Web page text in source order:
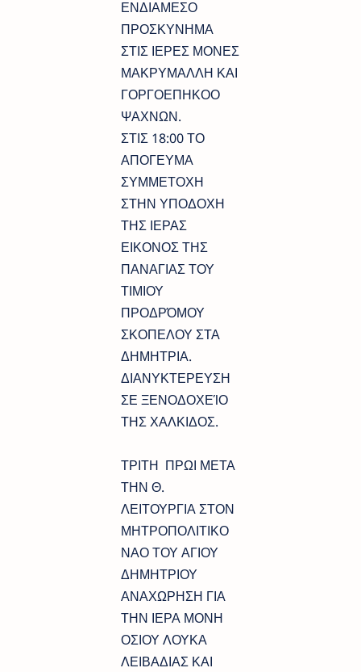
ΕΝΔΙΑΜΕΣΟ
ΠΡΟΣΚΥΝΗΜΑ
ΣΤΙΣ ΙΕΡΕΣ ΜΟΝΕΣ
ΜΑΚΡΥΜΑΛΛΗ ΚΑΙ
ΓΟΡΓΟΕΠΗΚΟΟ
ΨΑΧΝΩΝ.
ΣΤΙΣ 18:00 ΤΟ
ΑΠΟΓΕΥΜΑ
ΣΥΜΜΕΤΟΧΗ
ΣΤΗΝ ΥΠΟΔΟΧΗ
ΤΗΣ ΙΕΡΑΣ
ΕΙΚΟΝΟΣ ΤΗΣ
ΠΑΝΑΓΙΑΣ ΤΟΥ
ΤΙΜΙΟΥ
ΠΡΟΔΡΌΜΟΥ
ΣΚΟΠΕΛΟΥ ΣΤΑ
ΔΗΜΗΤΡΙΑ.
ΔΙΑΝΥΚΤΕΡΕΥΣΗ
ΣΕ ΞΕΝΟΔΟΧΕΊΟ
ΤΗΣ ΧΑΛΚΙΔΟΣ.
ΤΡΙΤΗ ΠΡΩΙ ΜΕΤΑ
ΤΗΝ Θ.
ΛΕΙΤΟΥΡΓΙΑ ΣΤΟΝ
ΜΗΤΡΟΠΟΛΙΤΙΚΟ
ΝΑΟ ΤΟΥ ΑΓΙΟΥ
ΔΗΜΗΤΡΙΟΥ
ΑΝΑΧΩΡΗΣΗ ΓΙΑ
ΤΗΝ ΙΕΡΑ ΜΟΝΗ
ΟΣΙΟΥ ΛΟΥΚΑ
ΛΕΙΒΑΔΙΑΣ ΚΑΙ